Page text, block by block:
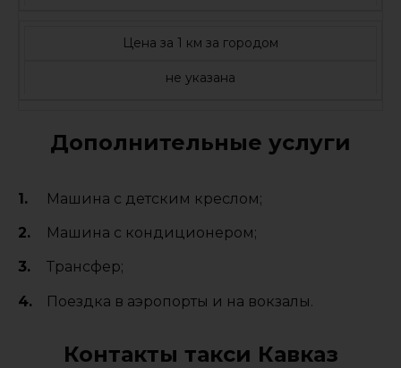
Цена за 1 км за городом
не указана
Дополнительные услуги
Машина с детским креслом;
Машина с кондиционером;
Трансфер;
Поездка в аэропорты и на вокзалы.
Контакты такси Кавказ